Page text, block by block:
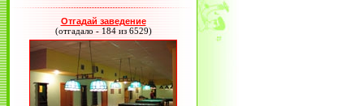
Отгадай заведение
(отгадало - 184 из 6529)